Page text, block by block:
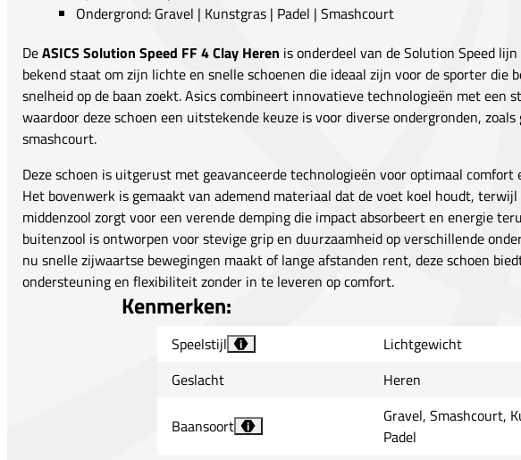
Ondergrond: Gravel | Kunstgras | Padel | Smashcourt
DeASICS Solution Speed FF 4 Clay Heren is onderdeel van de Solution Speed
bekend staat om zijn lichte en snelle schoenen die ideaal zijn voor de sporter die
snelheid op de baan zoekt. Asics combineert innovatieve technologieën met een
waardoor deze schoen een uitstekende keuze is voor diverse ondergronden, zoals
smashcourt.
Deze schoen is uitgerust met geavanceerde technologieën voor optimaal comfort
Het bovenwerk is gemaakt van ademend materiaal dat de voet koel houdt, terwijl
middenzool zorgt voor een verende demping die impact absorbeert en energie
buitenzool is ontworpen voor stevige grip en duurzaamheid op verschillende
nu snelle zijwaartse bewegingen maakt of lange afstanden rent, deze schoen
ondersteuning en flexibiliteit zonder in te leveren op comfort.
Kenmerken:
Speelstijl i
Lichtgewicht
Geslacht
Heren
Baansoort i
Gravel, Smashcourt,
Padel